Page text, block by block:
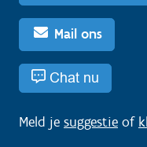
Mail ons
Chat nu
Meld je suggestie of